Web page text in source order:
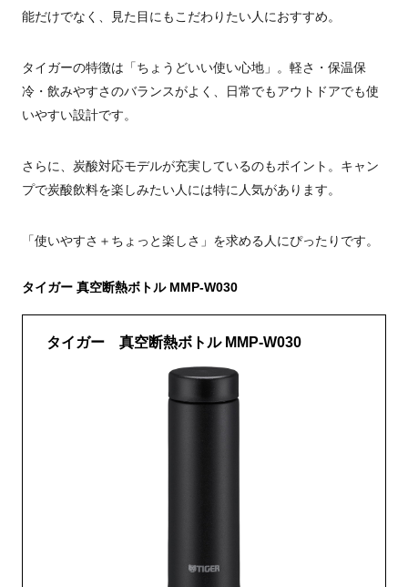
能だけでなく、見た目にもこだわりたい人におすすめ。
タイガーの特徴は「ちょうどいい使い心地」。軽さ・保温保
冷・飲みやすさのバランスがよく、日常でもアウトドアでも使
いやすい設計です。
さらに、炭酸対応モデルが充実しているのもポイント。キャン
プで炭酸飲料を楽しみたい人には特に人気があります。
「使いやすさ＋ちょっと楽しさ」を求める人にぴったりです。
タイガー 真空断熱ボトル MMP-W030
タイガー 真空断熱ボトル MMP-W030